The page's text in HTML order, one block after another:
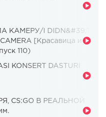
КАМЕРУ/I DIDN&#39;T
CAMERA [Красавица и
110)
KONSERT DASTURI
CS:GO В РЕАЛЬНОЙ